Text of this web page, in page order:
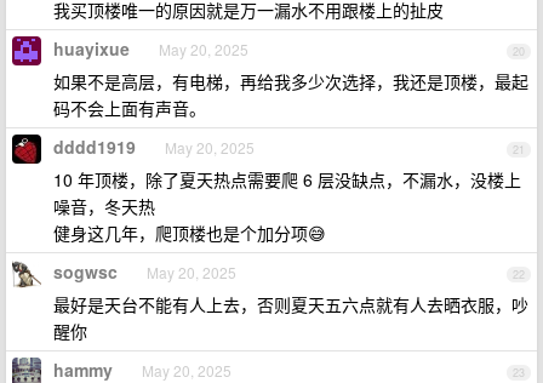
我买顶楼唯一的原因就是万一漏水不用跟楼上的扯皮
20
huayixue May 20, 2025
如果不是高层，有电梯，再给我多少次选择，我还是顶楼，最起
码不会上面有声音。
21
dddd1919 May 20, 2025
10 年顶楼，除了夏天热点需要爬 6 层没缺点，不漏水，没楼上
噪音，冬天热
健身这几年，爬顶楼也是个加分项😅
22
sogwsc May 20, 2025
最好是天台不能有人上去，否则夏天五六点就有人去晒衣服，吵
醒你
23
hammy May 20, 2025